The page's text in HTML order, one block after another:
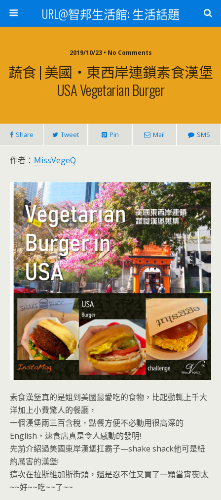
URL@智邦生活館: 生活話題
2019/10/23 • No Comments
蔬食 | 美國‧東西岸連鎖素食漢堡
USA Vegetarian Burger
Share Tweet Pin Mail SMS
作者： ＭissVegeQ
素食漢堡真的是姐到美國最愛吃的食物，比起動輒上千大
洋加上小費驚人的餐廳，
一個漢堡兩三百含稅，點餐方便不必動用很高深的
English，速食店真是令人感動的發明!
先前介紹過美國東岸漢堡扛霸子—shake shack他可是紐
約厲害的漢堡!
這次在拉斯維加斯街頭，還是忍不住又買了一顆當宵夜!太
~~好~~吃~~了~~